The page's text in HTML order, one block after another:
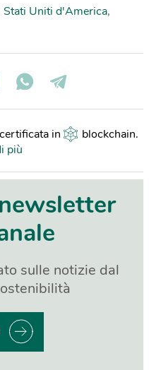
Stati Uniti d'America,
in blockchain.
più
sulle notizie dal